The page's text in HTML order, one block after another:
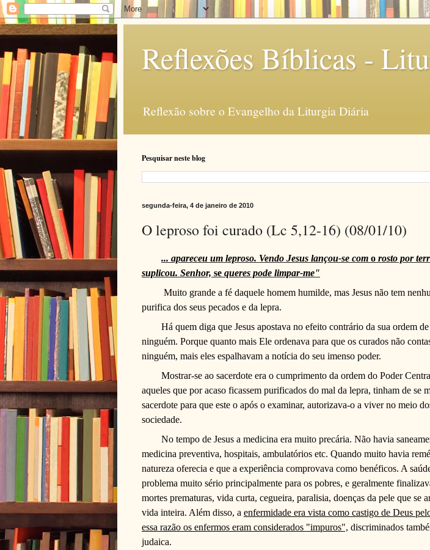
Reflexões Bíblicas -
Reflexão sobre o Evangelho da Liturgia Diária
Pesquisar neste blog
segunda-feira, 4 de janeiro de 2010
O leproso foi curado (Lc 5,12-16) (08/01/10)
... apareceu um leproso. Vendo Jesus lançou-se com o rosto por
suplicou. Senhor, se queres pode limpar-me"
Muito grande a fé daquele homem humilde, mas Jesus não tem
purifica dos seus pecados e da lepra.
Há quem diga que Jesus apostava no efeito contrário da sua ordem
ninguém. Porque quanto mais Ele ordenava para que os curados não
ninguém, mais eles espalhavam a notícia do seu imenso poder.
Mostrar-se ao sacerdote era o cumprimento da ordem do Poder
aqueles que por acaso ficassem purificados do mal da lepra, tinham de se
sacerdote para que este o após o examinar, autorizava-o a viver no meio
sociedade.
No tempo de Jesus a medicina era muito precária. Não havia
medicina preventiva, hospitais, ambulatórios etc. Quando muito havia
natureza oferecia e que a experiência comprovava como benéficos. A
problema muito sério principalmente para os pobres, e geralmente
mortes prematuras, vida curta, cegueira, paralisia, doenças da pele que se
vida inteira. Além disso, a enfermidade era vista como castigo de Deus
essa razão os enfermos eram considerados "impuros", discriminados
judaica.